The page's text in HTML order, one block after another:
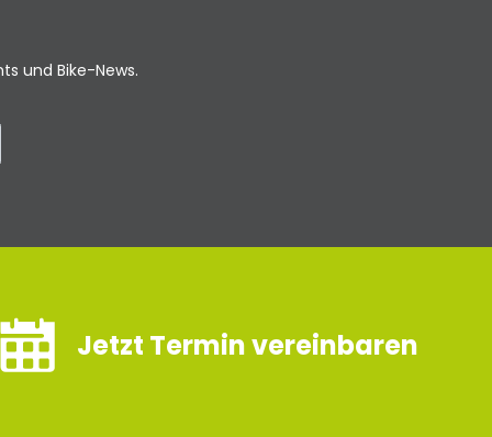
und Bike-News.
Jetzt Termin vereinbaren